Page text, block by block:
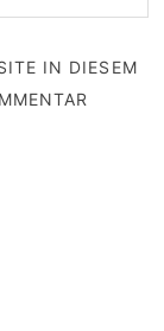
IN DIESEM